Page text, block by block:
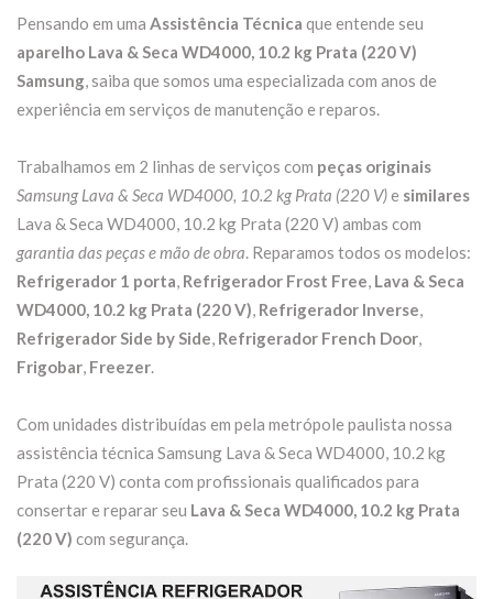
Pensando em uma Assistência Técnica que entende seu
aparelho Lava & Seca WD4000, 10.2 kg Prata (220 V)
Samsung, saiba que somos uma especializada com anos de
experiência em serviços de manutenção e reparos.
Trabalhamos em 2 linhas de serviços com peças originais
Samsung Lava & Seca WD4000, 10.2 kg Prata (220 V)e similares
Lava & Seca WD4000, 10.2 kg Prata (220 V) ambas com
garantia das peças e mão de obra. Reparamos todos os modelos:
Refrigerador 1 porta, Refrigerador Frost Free, Lava & Seca
WD4000, 10.2 kg Prata (220 V), Refrigerador Inverse,
Refrigerador Side by Side, Refrigerador French Door,
Frigobar, Freezer.
Com unidades distribuídas em pela metrópole paulista nossa
assistência técnica Samsung Lava & Seca WD4000, 10.2 kg
Prata (220 V) conta com profissionais qualificados para
consertar e reparar seu Lava & Seca WD4000, 10.2 kg Prata
(220 V) com segurança.